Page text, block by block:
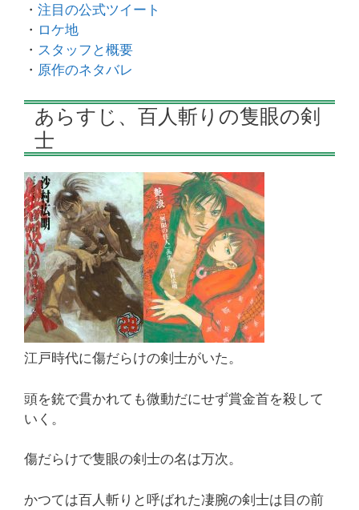
・ 注目の公式ツイート
・ ロケ地
・ スタッフと概要
・ 原作のネタバレ
あらすじ、百人斬りの隻眼の剣
士
江戸時代に傷だらけの剣士がいた。
頭を銃で貫かれても微動だにせず賞金首を殺して
いく。
傷だらけで隻眼の剣士の名は万次。
かつては百人斬りと呼ばれた凄腕の剣士は目の前